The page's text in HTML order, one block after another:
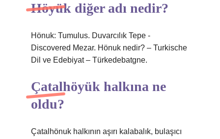
Höyük diğer adı nedir?
Hönuk: Tumulus. Duvarcılık Tepe -
Discovered Mezar. Hönuk nedir? – Turkische
Dil ve Edebiyat – Türkedebatgne.
Çatalhöyük halkına ne
oldu?
Çatalhönuk halkının aşırı kalabalık, bulaşıcı